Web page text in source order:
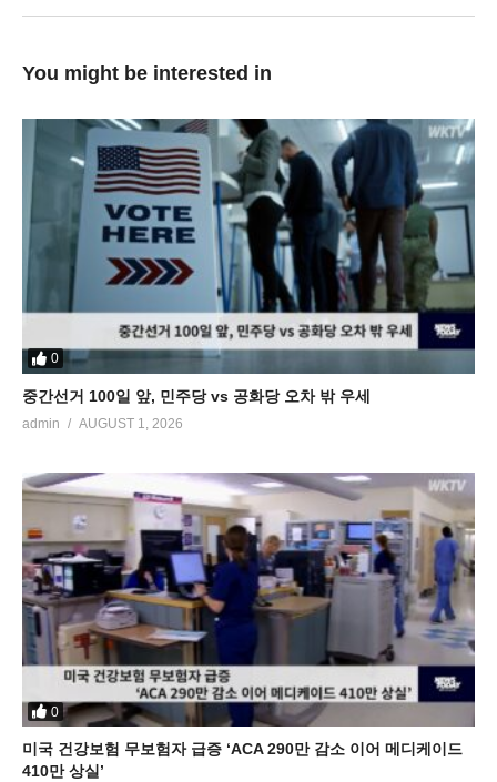
You might be interested in
0
중간선거 100일 앞, 민주당 vs 공화당 오차 밖 우세
admin AUGUST 1, 2026
0
미국 건강보험 무보험자 급증 ‘ACA 290만 감소 이어 메디케이드
410만 상실’